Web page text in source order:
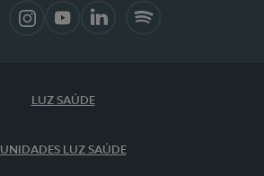
LUZ SAÚDE
UNIDADES LUZ SAÚDE